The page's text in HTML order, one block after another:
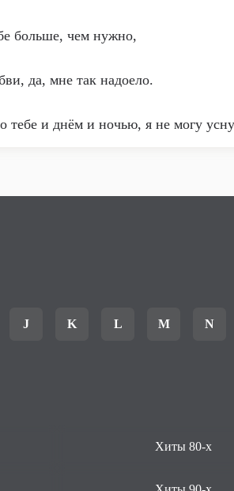
больше, чем нужно,
да, мне так надоело.
тебе и днём и ночью, я не могу
J K L M N
Хиты 80-х